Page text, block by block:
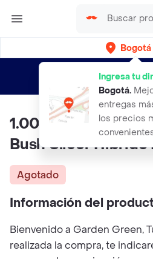
Bogotá
Ingresa tu
Bogotá.
entregas
los precios
envíos gratis por
1.000 Semillas De
Bush Slicer Híbrido
Agotado
Información del
Bienvenido a Garden Green,
realizada la compra, te